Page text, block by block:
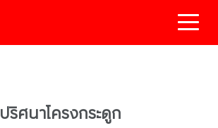
ปริศนาโครงกระดูก